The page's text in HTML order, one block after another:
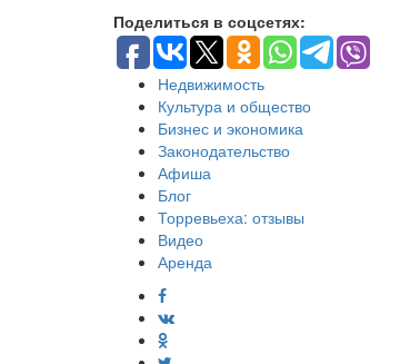
Поделиться в соцсетях:
Недвижимость
Культура и общество
Бизнес и экономика
Законодательство
Афиша
Блог
Торревьеха: отзывы
Видео
Аренда